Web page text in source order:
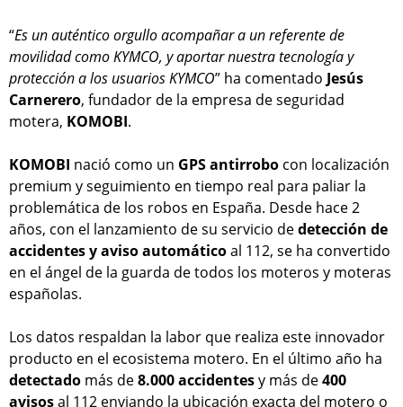
“Es un auténtico orgullo acompañar a un referente de
movilidad como KYMCO, y aportar nuestra tecnología y
protección a los usuarios KYMCO” ha comentado Jesús
Carnerero, fundador de la empresa de seguridad
motera, KOMOBI.
KOMOBI nació como un GPS antirrobo con localización
premium y seguimiento en tiempo real para paliar la
problemática de los robos en España. Desde hace 2
años, con el lanzamiento de su servicio dedetección de
accidentes y aviso automáticoal 112, se ha convertido
en el ángel de la guarda de todos los moteros y moteras
españolas.
Los datos respaldan la labor que realiza este innovador
producto en el ecosistema motero. En el último año ha
detectado más de8.000 accidentesy más de400
avisosal 112 enviando la ubicación exacta del motero o